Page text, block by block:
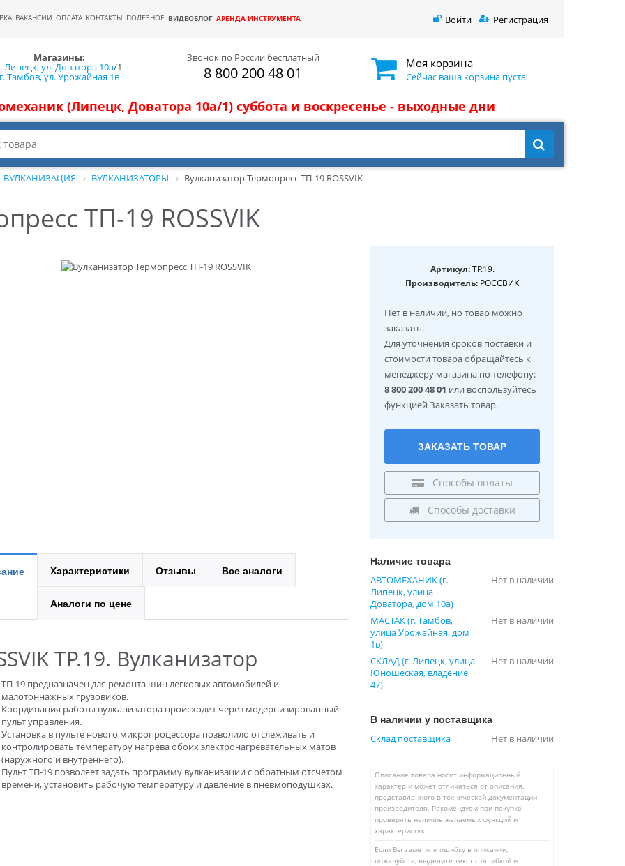
ВАКАНСИИ ОПЛАТА КОНТАКТЫ ПОЛЕЗНОЕ ВИДЕОБЛОГ АРЕНДА ИНСТРУМЕНТА Войти Регистрация
Магазины:
Липецк, ул. Доватора 10а/1
г. Тамбов, ул. Урожайная 1в
Звонок по России бесплатный
8 800 200 48 01
Моя корзина
Сейчас ваша корзина пуста
(Липецк, Доватора 10а/1) суббота и воскресенье - выходные дни
ВУЛКАНИЗАЦИЯ ВУЛКАНИЗАТОРЫ Вулканизатор Термопресс ТП-19 ROSSVIK
ТП-19 ROSSVIK
Артикул:TP.19.
Производитель: РОССВИК
Нет в наличии, но товар можно
заказать.
Для уточнения сроков поставки и
стоимости товара обращайтесь к
менеджеру магазина по телефону:
8 800 200 48 01 или воспользуйтесь
функцией Заказать товар.
ЗАКАЗАТЬ ТОВАР
Способы оплаты
Способы доставки
Характеристики Отзывы Все аналоги
Аналоги по цене
TP.19. Вулканизатор
ТП-19 предназначен для ремонта шин легковых автомобилей и
малотоннажных грузовиков.
Координация работы вулканизатора происходит через модернизированный
пульт управления.
Установка в пульте нового микропроцессора позволило отслеживать и
контролировать температуру нагрева обоих электронагревательных матов
(наружного и внутреннего).
Пульт ТП-19 позволяет задать программу вулканизации с обратным отсчетом
времени, установить рабочую температуру и давление в пневмоподушках.
Наличие товара
АВТОМЕХАНИК (г.
Липецк, улица
Доватора, дом 10а)
Нет в наличии
МАСТАК (г. Тамбов,
улица Урожайная, дом
1в)
Нет в наличии
СКЛАД (г. Липецк, улица
Юношеская, владение
47)
Нет в наличии
В наличии у поставщика
Склад поставщика Нет в наличии
Описание товара носит информационный
характер и может отличаться от описания,
представленного в технической документации
производителя. Рекомендуем при покупке
проверять наличие желаемых функций и
характеристик.
Если Вы заметили ошибку в описании,
пожалуйста, выделите текст с ошибкой и